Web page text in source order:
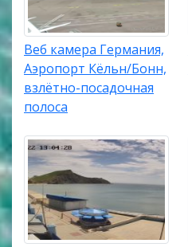
Веб камера Германия,
Аэропорт Кёльн/Бонн,
взлётно-посадочная
полоса